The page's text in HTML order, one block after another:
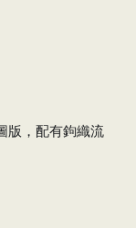
版，配有鉤織流